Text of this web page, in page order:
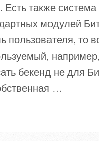
Есть также система
модулей
пользователя, то
бекенд не для
…